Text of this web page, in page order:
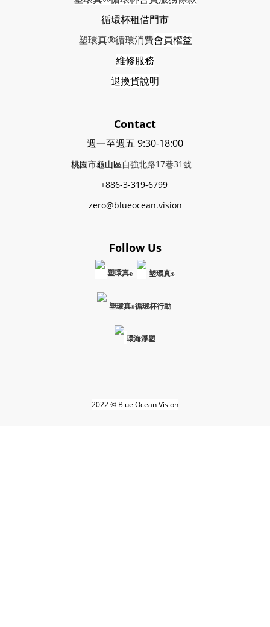
循環杯租借門市
塑環真®循環消費會員權益
維修服務
退換貨說明
Contact
週一至週五 9:30-18:00
桃園市龜山區自強北路17巷31號
+886-3-319-6799
zero@blueocean.vision
Follow Us
塑環真® 塑環真®
塑環真®循環杯行動
環海淨塑
2022 © Blue Ocean Vision